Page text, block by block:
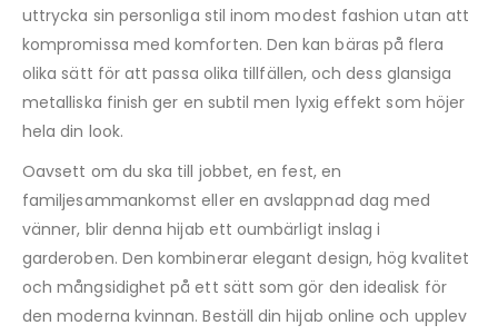
uttrycka sin personliga stil inom modest fashion utan att
kompromissa med komforten. Den kan bäras på flera
olika sätt för att passa olika tillfällen, och dess glansiga
metalliska finish ger en subtil men lyxig effekt som höjer
hela din look.
Oavsett om du ska till jobbet, en fest, en
familjesammankomst eller en avslappnad dag med
vänner, blir denna hijab ett oumbärligt inslag i
garderoben. Den kombinerar elegant design, hög kvalitet
och mångsidighet på ett sätt som gör den idealisk för
den moderna kvinnan. Beställ din hijab online och upplev